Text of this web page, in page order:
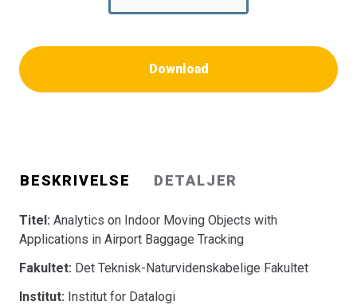
Download
BESKRIVELSE DETALJER
Titel: Analytics on Indoor Moving Objects with
Applications in Airport Baggage Tracking
Fakultet: Det Teknisk-Naturvidenskabelige Fakultet
Institut: Institut for Datalogi